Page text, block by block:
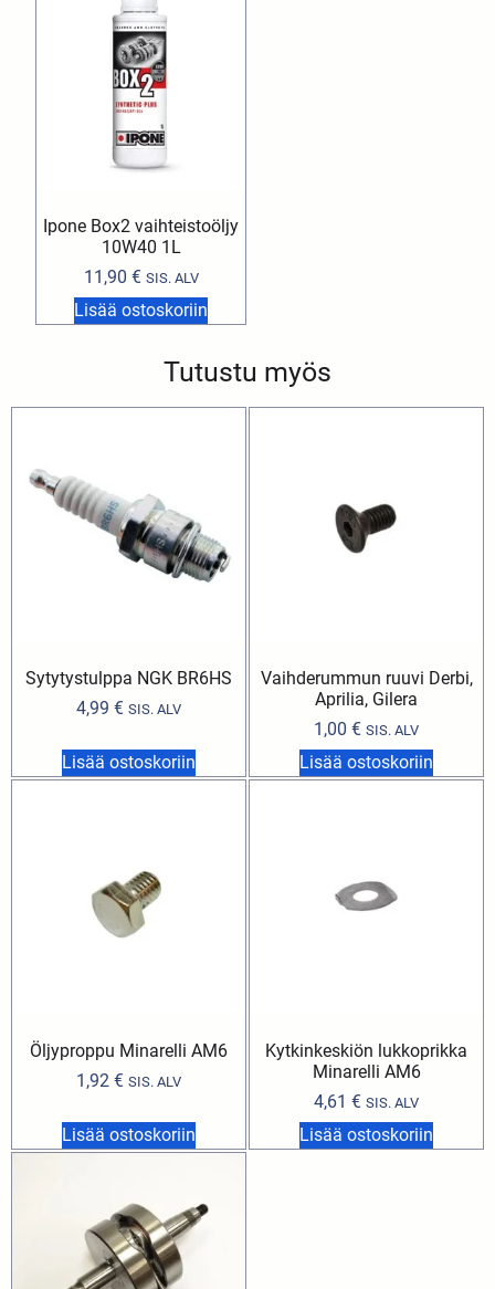
Ipone Box2 vaihteistoöljy
10W40 1L
11,90 € SIS. ALV
Lisää ostoskoriin
Tutustu myös
Sytytystulppa NGK BR6HS
4,99 € SIS. ALV
Lisää ostoskoriin
Vaihderummun ruuvi Derbi,
Aprilia, Gilera
1,00 € SIS. ALV
Lisää ostoskoriin
Öljyproppu Minarelli AM6
1,92 € SIS. ALV
Lisää ostoskoriin
Kytkinkeskiön lukkoprikka
Minarelli AM6
4,61 € SIS. ALV
Lisää ostoskoriin